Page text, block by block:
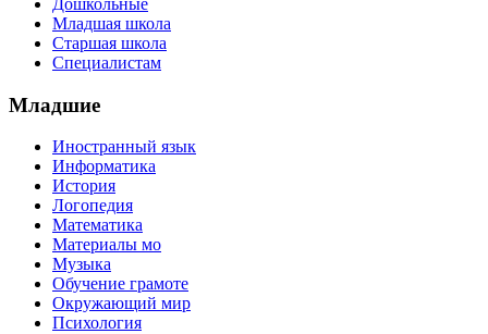
Дошкольные
Младшая школа
Старшая школа
Специалистам
Младшие
Иностранный язык
Информатика
История
Логопедия
Математика
Материалы мо
Музыка
Обучение грамоте
Окружающий мир
Психология